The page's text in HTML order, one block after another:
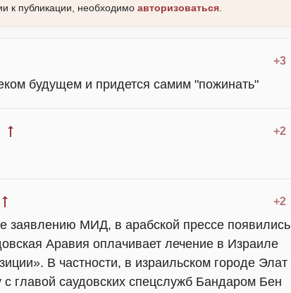
к публикации, необходимо авторизоваться
+3
будущем и придется самим "пожинать"
+2
+2
заявлению МИД, в арабской прессе появились
Аравия оплачивает лечение в Израиле
В частности, в израильском городе Элат
главой саудовских спецслужб Бандаром Бен